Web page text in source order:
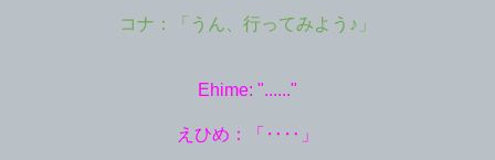
コナ：「うん、行ってみよう♪」
Ehime: "......"
えひめ：「‥‥」